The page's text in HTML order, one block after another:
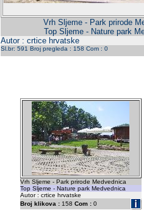
Vrh Sljeme - Park prirode
Top Sljeme - Nature park
Autor : crtice hrvatske
Sl.br: 591 Broj pregleda : 158 Com : 0
Vrh Sljeme - Park prirode Medvednica
Top Sljeme - Nature park Medvednica
Autor : crtice hrvatske
Broj klikova :158 Com :0